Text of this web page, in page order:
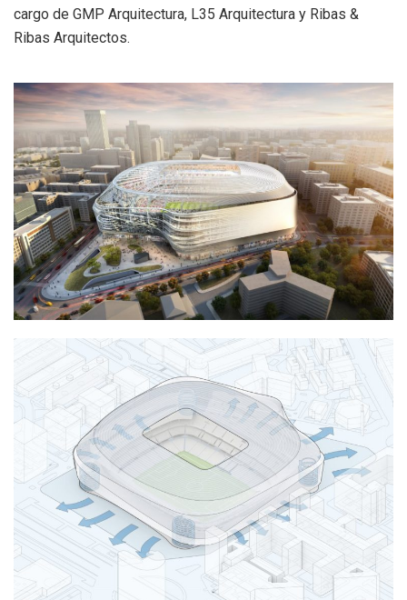
cargo de GMP Arquitectura, L35 Arquitectura y Ribas &
Ribas Arquitectos.